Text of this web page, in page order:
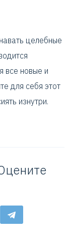
целебные
все новые и
для себя этот
изнутри.